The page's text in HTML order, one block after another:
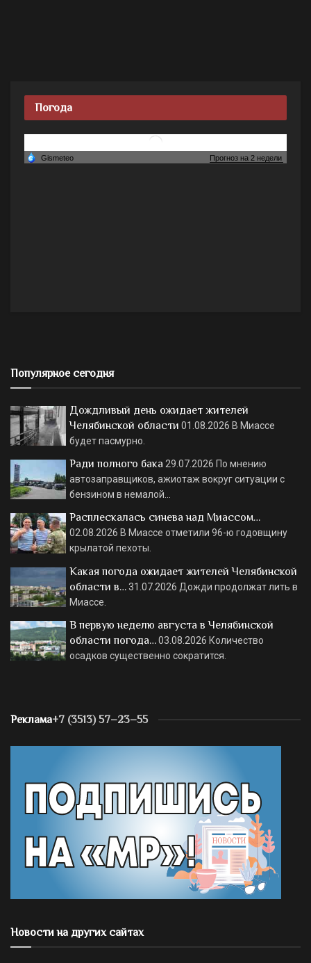
Погода
Популярное сегодня
Дождливый день ожидает жителей
Челябинской области 01.08.2026 В Миассе
будет пасмурно.
Ради полного бака 29.07.2026 По мнению
автозаправщиков, ажиотаж вокруг ситуации с
бензином в немалой…
Расплескалась синева над Миассом…
02.08.2026 В Миассе отметили 96-ю годовщину
крылатой пехоты.
Какая погода ожидает жителей Челябинской
области в…31.07.2026 Дожди продолжат лить в
Миассе.
В первую неделю августа в Челябинской
области погода…03.08.2026 Количество
осадков существенно сократится.
Реклама+7 (3513) 57–23–55
Новости на других сайтах